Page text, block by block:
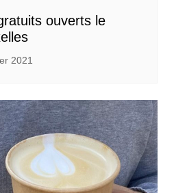
ouverts le
2021